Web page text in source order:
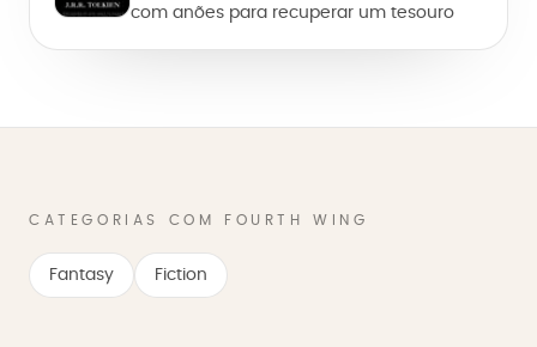
com anões para recuperar um tesouro
CATEGORIAS COM FOURTH WING
Fantasy Fiction